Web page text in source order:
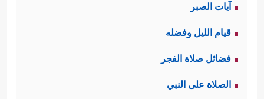
آيات الصبر
قيام الليل وفضله
فضائل صلاة الفجر
الصلاة على النبي